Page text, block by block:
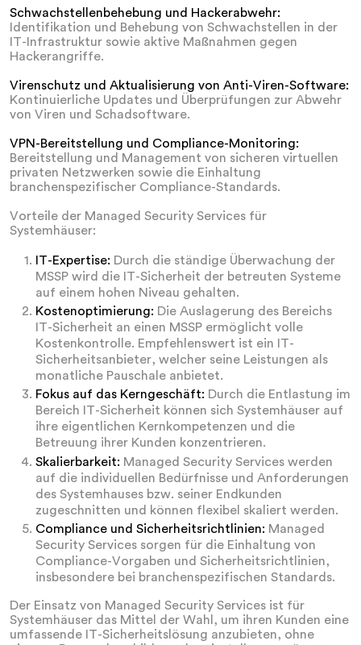
Schwachstellenbehebung und Hackerabwehr:
Identifikation und Behebung von Schwachstellen in der
IT-Infrastruktur sowie aktive Maßnahmen gegen
Hackerangriffe.
Virenschutz und Aktualisierung von Anti-Viren-Software:
Kontinuierliche Updates und Überprüfungen zur Abwehr
von Viren und Schadsoftware.
VPN-Bereitstellung und Compliance-Monitoring:
Bereitstellung und Management von sicheren virtuellen
privaten Netzwerken sowie die Einhaltung
branchenspezifischer Compliance-Standards.
Vorteile der Managed Security Services für
Systemhäuser:
IT-Expertise: Durch die ständige Überwachung der
MSSP wird die IT-Sicherheit der betreuten Systeme
auf einem hohen Niveau gehalten.
Kostenoptimierung: Die Auslagerung des Bereichs
IT-Sicherheit an einen MSSP ermöglicht volle
Kostenkontrolle. Empfehlenswert ist ein IT-
Sicherheitsanbieter, welcher seine Leistungen als
monatliche Pauschale anbietet.
Fokus auf das Kerngeschäft: Durch die Entlastung im
Bereich IT-Sicherheit können sich Systemhäuser auf
ihre eigentlichen Kernkompetenzen und die
Betreuung ihrer Kunden konzentrieren.
Skalierbarkeit: Managed Security Services werden
auf die individuellen Bedürfnisse und Anforderungen
des Systemhauses bzw. seiner Endkunden
zugeschnitten und können flexibel skaliert werden.
Compliance und Sicherheitsrichtlinien: Managed
Security Services sorgen für die Einhaltung von
Compliance-Vorgaben und Sicherheitsrichtlinien,
insbesondere bei branchenspezifischen Standards.
Der Einsatz von Managed Security Services ist für
Systemhäuser das Mittel der Wahl, um ihren Kunden eine
umfassende IT-Sicherheitslösung anzubieten, ohne